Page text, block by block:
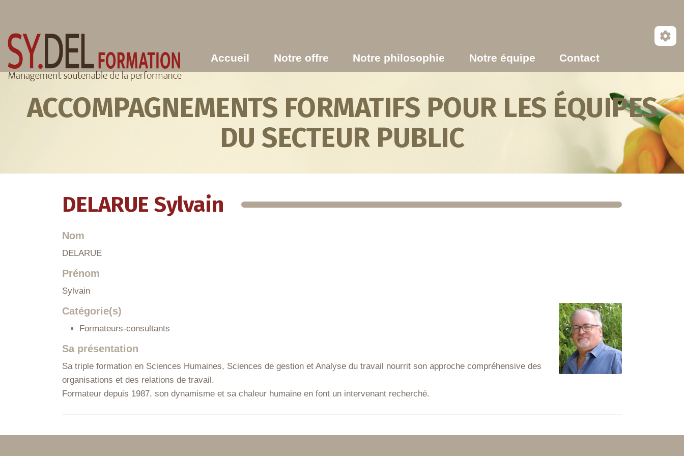
Accueil Notre offre Notre philosophie Notre équipe Contact
ACCOMPAGNEMENTS FORMATIFS POUR LES ÉQUIPES
DU SECTEUR PUBLIC
DELARUE Sylvain
Nom
DELARUE
Prénom
Sylvain
Catégorie(s)
Formateurs-consultants
Sa présentation
Sa triple formation en Sciences Humaines, Sciences de gestion et Analyse du travail nourrit son approche compréhensive des
organisations et des relations de travail.
Formateur depuis 1987, son dynamisme et sa chaleur humaine en font un intervenant recherché.